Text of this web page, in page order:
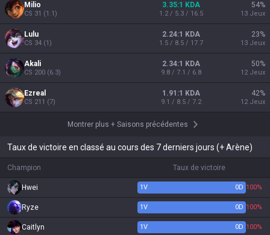
Milio
CS 31 (1.1)
3.35:1 KDA
1.2 / 5.3 / 16.5
54%
13 Jeux
Lulu
CS 34 (1)
2.24:1 KDA
1.5 / 8.5 / 17.7
23%
13 Jeux
Akali
CS 200 (6.3)
2.34:1 KDA
9.8 / 7.1 / 6.8
50%
12 Jeux
Ezreal
CS 211 (7)
1.91:1 KDA
9.1 / 8.5 / 7.2
42%
12 Jeux
Montrer plus + Saisons précédentes
Taux de victoire en classé au cours des 7 derniers jours (+ Arène)
Champion Taux de victoire
Hwei 1V 0D 100%
Ryze 1V 0D 100%
Caitlyn 1V 0D 100%